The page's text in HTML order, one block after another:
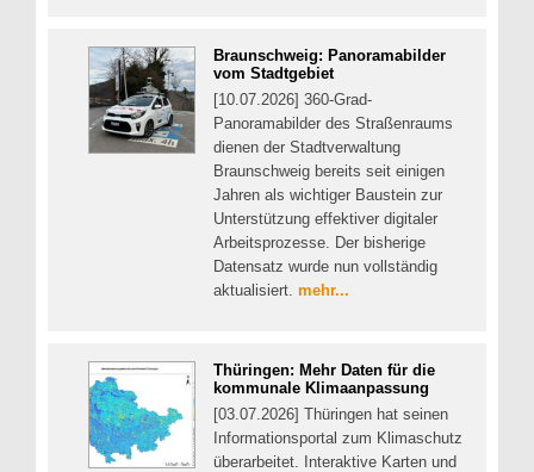
Braunschweig: Panoramabilder
vom Stadtgebiet
[10.07.2026] 360-Grad-
Panoramabilder des Straßenraums
dienen der Stadtverwaltung
Braunschweig bereits seit einigen
Jahren als wichtiger Baustein zur
Unterstützung effektiver digitaler
Arbeitsprozesse. Der bisherige
Datensatz wurde nun vollständig
aktualisiert. mehr...
Thüringen: Mehr Daten für die
kommunale Klimaanpassung
[03.07.2026] Thüringen hat seinen
Informationsportal zum Klimaschutz
überarbeitet. Interaktive Karten und